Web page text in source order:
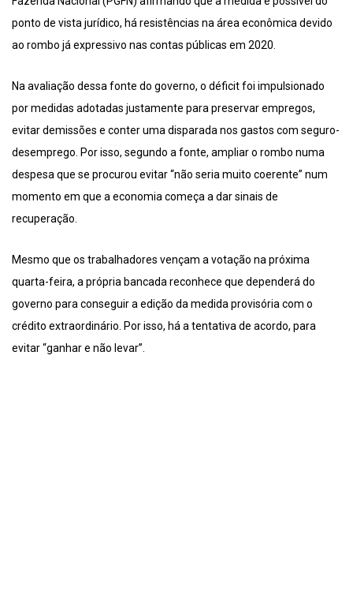
ponto de vista jurídico, há resistências na área econômica devido
ao rombo já expressivo nas contas públicas em 2020.
Na avaliação dessa fonte do governo, o déficit foi impulsionado
por medidas adotadas justamente para preservar empregos,
evitar demissões e conter uma disparada nos gastos com seguro-
desemprego. Por isso, segundo a fonte, ampliar o rombo numa
despesa que se procurou evitar “não seria muito coerente” num
momento em que a economia começa a dar sinais de
recuperação.
Mesmo que os trabalhadores vençam a votação na próxima
quarta-feira, a própria bancada reconhece que dependerá do
governo para conseguir a edição da medida provisória com o
crédito extraordinário. Por isso, há a tentativa de acordo, para
evitar “ganhar e não levar”.